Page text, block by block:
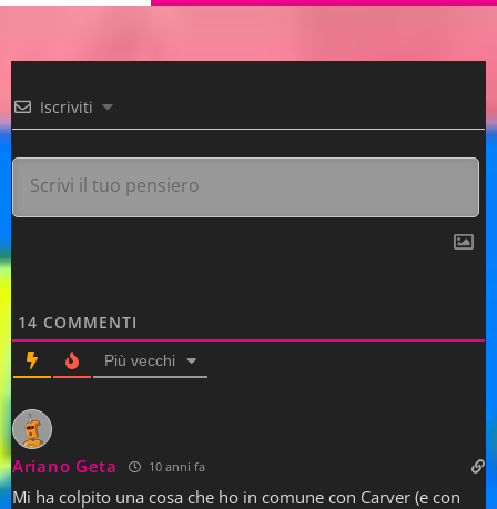
Iscriviti
14 COMMENTI
Più vecchi
Ariano Geta 10 anni fa
Mi ha colpito una cosa che ho in comune con Carver (e con